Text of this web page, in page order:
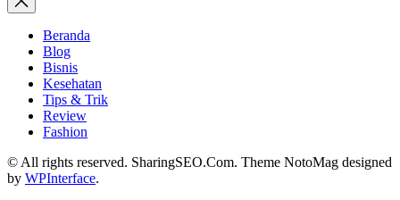
Beranda
Blog
Bisnis
Kesehatan
Tips & Trik
Review
Fashion
© All rights reserved. SharingSEO.Com. Theme NotoMag designed
by WPInterface.